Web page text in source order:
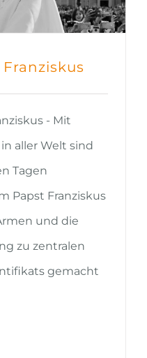
- Mit
aller Welt sind
Tagen
Papst Franziskus
und die
zu zentralen
gemacht